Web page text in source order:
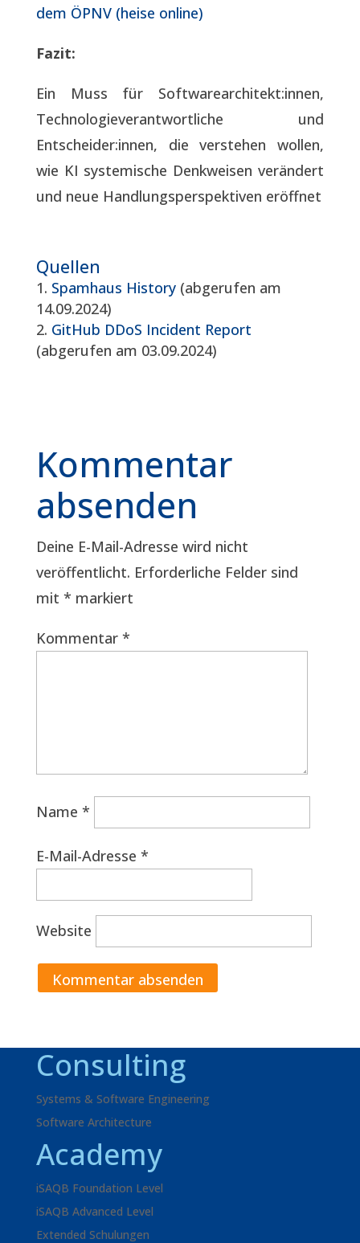
dem ÖPNV (heise online)
Fazit:
Ein Muss für Softwarearchitekt:innen,
Technologieverantwortliche und
Entscheider:innen, die verstehen wollen,
wie KI systemische Denkweisen verändert
und neue Handlungsperspektiven eröffnet
Quellen
Spamhaus History(abgerufen am
14.09.2024)
GitHub DDoS Incident Report
(abgerufen am 03.09.2024)
Kommentar
absenden
Deine E-Mail-Adresse wird nicht
veröffentlicht. Erforderliche Felder sind
mit * markiert
Kommentar *
Name *
E-Mail-Adresse *
Website
Consulting
Systems & Software Engineering
Software Architecture
Academy
iSAQB Foundation Level
iSAQB Advanced Level
Extended Schulungen